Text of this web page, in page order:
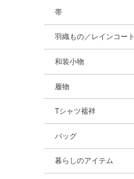
帯
羽織もの／レインコート
和装小物
履物
Tシャツ襦袢
バッグ
暮らしのアイテム